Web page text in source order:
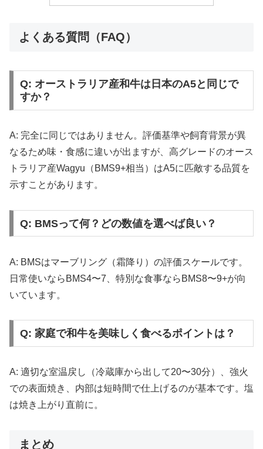
よくある質問（FAQ）
Q: オーストラリア産和牛は日本のA5と同じで
すか？
A: 完全に同じではありません。評価基準や飼育背景が異
なるため味・食感に違いが出ますが、高グレードのオース
トラリア産Wagyu（BMS9+相当）はA5に匹敵する品質を
示すことがあります。
Q: BMSって何？どの数値を選べば良い？
A: BMSはマーブリング（霜降り）の評価スケールです。
日常使いならBMS4〜7、特別な食事ならBMS8〜9+が向
いています。
Q: 家庭で和牛を美味しく食べるポイントは？
A: 適切な室温戻し（冷蔵庫から出して20〜30分）、強火
での表面焼き、内部は短時間で仕上げるのが基本です。塩
は焼き上がり直前に。
まとめ